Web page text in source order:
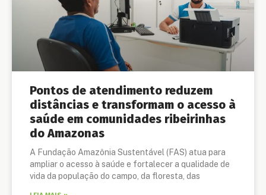
Pontos de atendimento reduzem
distâncias e transformam o acesso à
saúde em comunidades ribeirinhas
do Amazonas
A Fundação Amazônia Sustentável (FAS) atua para
ampliar o acesso à saúde e fortalecer a qualidade de
vida da população do campo, da floresta, das